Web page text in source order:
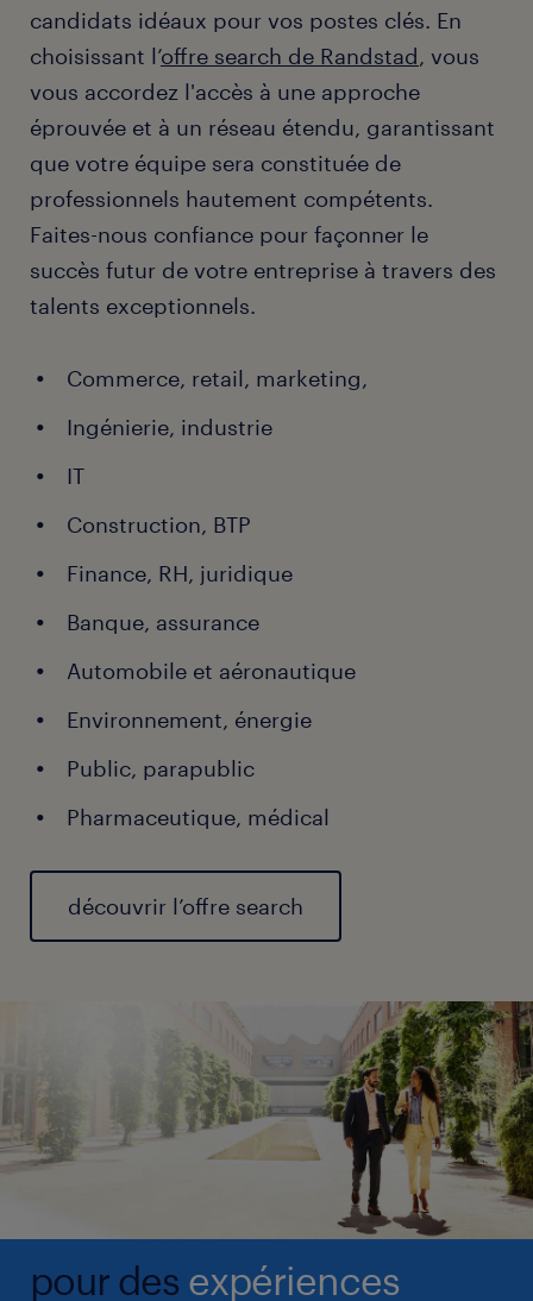
candidats idéaux pour vos postes clés. En
choisissant l’offre search de Randstad, vous
vous accordez l'accès à une approche
éprouvée et à un réseau étendu, garantissant
que votre équipe sera constituée de
professionnels hautement compétents.
Faites-nous confiance pour façonner le
succès futur de votre entreprise à travers des
talents exceptionnels.
Commerce, retail, marketing,
Ingénierie, industrie
IT
Construction, BTP
Finance, RH, juridique
Banque, assurance
Automobile et aéronautique
Environnement, énergie
Public, parapublic
Pharmaceutique, médical
découvrir l’offre search
pour des expériences